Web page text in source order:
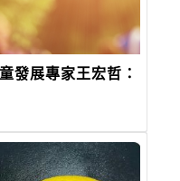
發展專家王宏哲：